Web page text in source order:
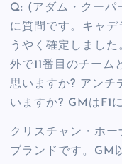
Q: (アダム・クーパ
に質問です。キャ
うやく確定しまし
外で11番目のチーム
思いますか? アンチ
いますか? GMはF1
クリスチャン・ホ
ブランドです。GM